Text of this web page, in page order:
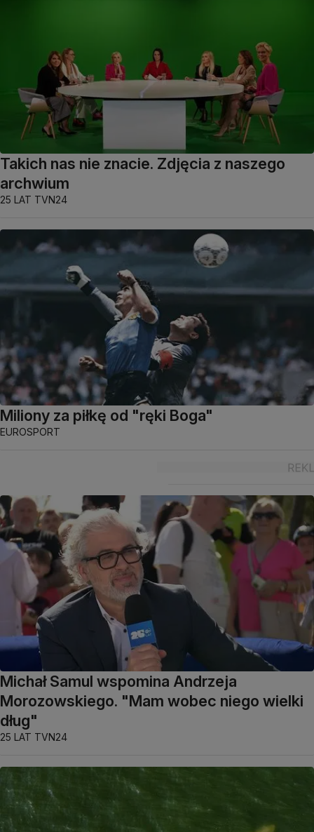
Takich nas nie znacie. Zdjęcia z naszego
archwium
25 LAT TVN24
Miliony za piłkę od "ręki Boga"
EUROSPORT
Michał Samul wspomina Andrzeja
Morozowskiego. "Mam wobec niego wielki
dług"
25 LAT TVN24